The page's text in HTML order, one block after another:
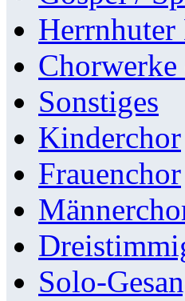
Sonstiges
Kinderchor
Frauenchor
Solo-